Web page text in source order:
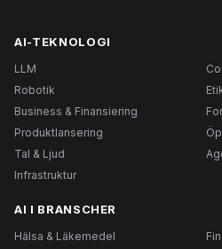
AI-TEKNOLOGI
LLM
Robotik
Business & Finansiering
Produktlansering
Tal & Ljud
Infrastruktur
AI I BRANSCHER
Hälsa & Läkemedel